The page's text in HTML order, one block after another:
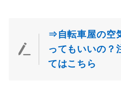
⇒自転車屋の空
ってもいいの？
てはこちら